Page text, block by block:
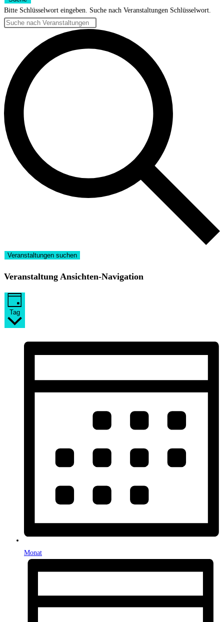
Bitte Schlüsselwort eingeben. Suche nach Veranstaltungen Schlüsselwort.
Veranstaltungen suchen
Veranstaltung Ansichten-Navigation
Tag
Monat